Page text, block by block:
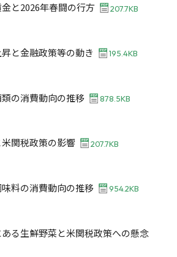
と2026年春闘の行方
207.7KB
と金融政策等の動き
195.4KB
の消費動向の推移
878.5KB
関税政策の影響
207.7KB
料の消費動向の推移
954.2KB
る生鮮野菜と米関税政策への懸念